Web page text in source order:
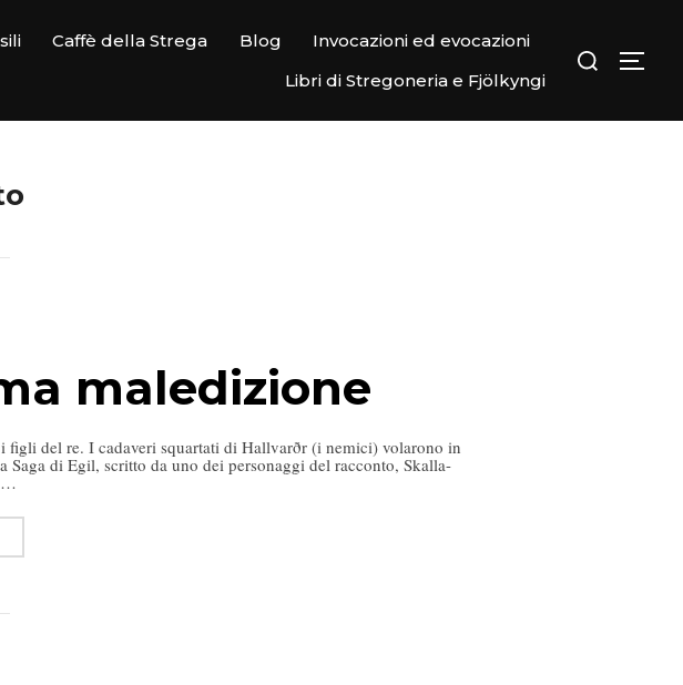
Caffè della Strega Blog
Invocazioni ed evocazioni
Libri di Stregoneria e Fjölkyngi
maledizione
figli del re. I cadaveri squartati di Hallvarðr (i nemici) volarono in
Saga di Egil, scritto da uno dei personaggi del racconto, Skalla-
…